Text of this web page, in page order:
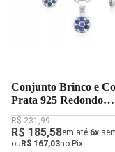
Conjunto Brinco e
Prata 925 Redondo
Cravejado Azul
R$ 231,99
R$ 185,58em até 6x
ou R$ 167,03no Pix